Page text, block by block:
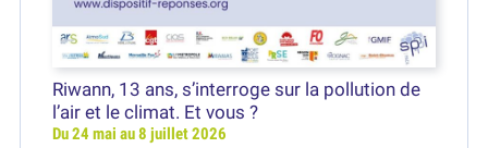
Riwann, 13 ans, s’interroge sur la pollution de
l’air et le climat. Et vous ?
Du 24 mai au 8 juillet 2026